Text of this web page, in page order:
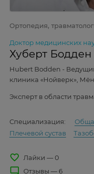
Ортопедия,
Доктор медицинских
Хуберт Бодден
Hubert Bodden -
клиника «Нойверк»,
Эксперт в области
Специализация:
Плечевой сустав
favorite_border Лайки — 0
mode_comment Отзывы — 6